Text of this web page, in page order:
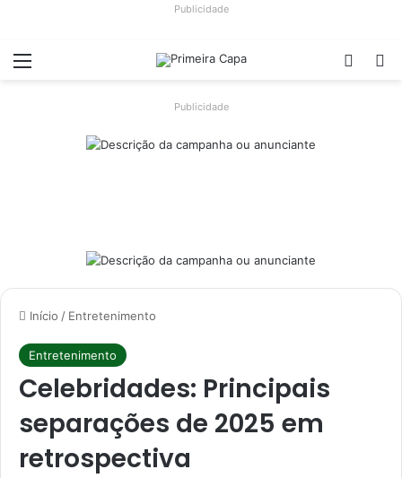
Publicidade
Menu
Publicidade
Início / Entretenimento
Entretenimento
Celebridades: Principais
separações de 2025 em
retrospectiva